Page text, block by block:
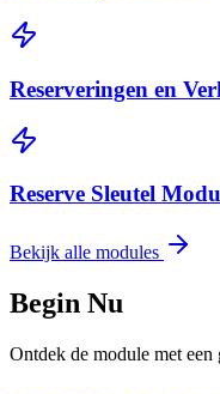
Reserveringen en
Reserve Sleutel
Bekijk alle modules
Begin Nu
Ontdek de module met een